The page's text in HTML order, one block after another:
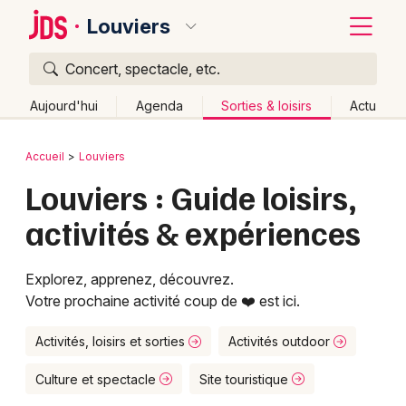
Louviers
Concert, spectacle, etc.
Aujourd'hui Agenda Sorties & loisirs Actu
Publier un événement
Grands événements
Activité & Expérience
Bordeaux
Colmar
Lyon
Marseille
Mulhouse
Retour
Accueil Louviers
Louviers : Guide loisirs,
activités & expériences
Explorez, apprenez, découvrez.
Votre prochaine activité coup de ❤️ est ici.
Activités, loisirs et sorties Activités outdoor
Culture et spectacle Site touristique
Quoi ?
Où ?
Partout
Près de moi Changer de lieu
Quand ?
Effacer les dates
Aujourd'hui